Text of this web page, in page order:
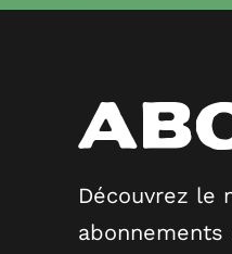
Découvrez le